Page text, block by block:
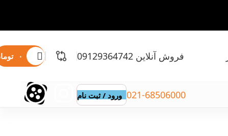
فروش آنلاین 09129364742 ۰
021-68506000 ورود / ثبت نام